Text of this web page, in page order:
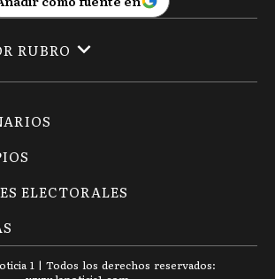
ELECTORALES
RUBRO
1 | Todos los derechos reservados: